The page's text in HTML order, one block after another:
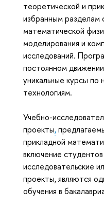
теоретической и
избранным разделам
математической
моделирования и
исследований.
постоянном
уникальные курсы
технологиям.
Учебно-
проекты,
прикладной
включение
исследовательские
проекты, являются
обучения в